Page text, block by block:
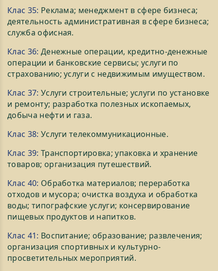
Клас 35: Реклама; менеджмент в сфере бизнеса;
деятельность административная в сфере бизнеса;
служба офисная.
Клас 36: Денежные операции, кредитно-денежные
операции и банковские сервисы; услуги по
страхованию; услуги с недвижимым имуществом.
Клас 37: Услуги строительные; услуги по установке
и ремонту; разработка полезных ископаемых,
добыча нефти и газа.
Клас 38: Услуги телекоммуникационные.
Клас 39: Транспортировка; упаковка и хранение
товаров; организация путешествий.
Клас 40: Обработка материалов; переработка
отходов и мусора; очистка воздуха и обработка
воды; типографские услуги; консервирование
пищевых продуктов и напитков.
Клас 41: Воспитание; образование; развлечения;
организация спортивных и культурно-
просветительных мероприятий.